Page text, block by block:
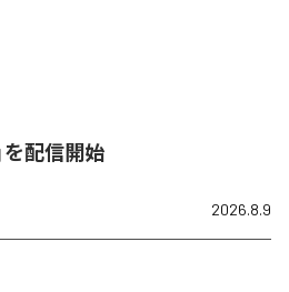
を配信開始
2026.8.9